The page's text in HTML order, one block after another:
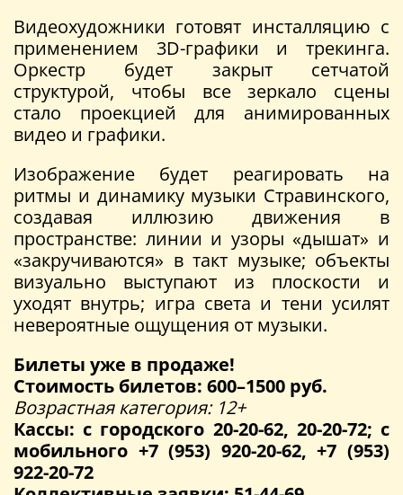
Видеохудожники готовят инсталляцию с
применением 3D-графики и трекинга.
Оркестр будет закрыт сетчатой
структурой, чтобы все зеркало сцены
стало проекцией для анимированных
видео и графики.
Изображение будет реагировать на
ритмы и динамику музыки Стравинского,
создавая иллюзию движения в
пространстве: линии и узоры «дышат» и
«закручиваются» в такт музыке; объекты
визуально выступают из плоскости и
уходят внутрь; игра света и тени усилят
невероятные ощущения от музыки.
Билеты уже в продаже!
Стоимость билетов: 600–1500 руб.
Возрастная категория: 12+
Кассы: с городского 20-20-62, 20-20-72; с
мобильного +7 (953) 920-20-62, +7 (953)
922-20-72